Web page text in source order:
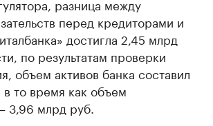
разница между
перед кредиторами и
достигла 2,45 млрд
по результатам проверки
объем активов банка составил
то время как объем
3,96 млрд руб.